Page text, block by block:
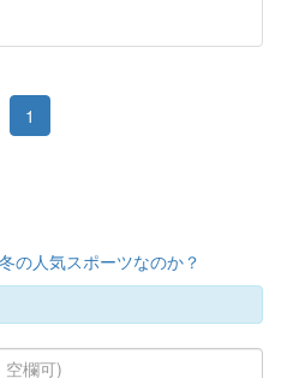
1
の人気スポーツなのか？